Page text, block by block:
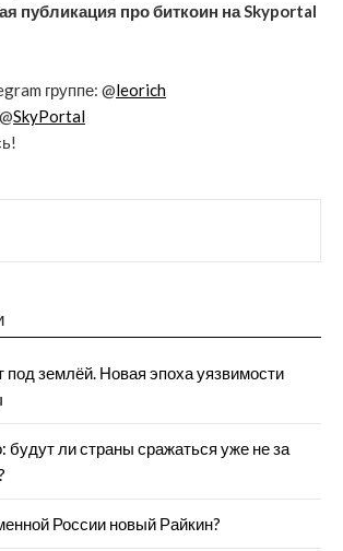
публикация про биткоин на Skyportal
группе: @leorich
SkyPortal
землёй. Новая эпоха уязвимости
будут ли страны сражаться уже не за
России новый Райкин?